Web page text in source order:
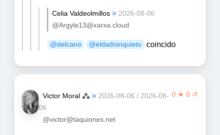
Celia Valdeolmillos » 2026-08-06
@Argyle13@xarxa.cloud
@delcano @eldadoinquieto coincido
0 ★ 0 ↺
Victor Moral ⁂ » 2026-08-06 / 2026-08-
06
@victor@taquiones.net